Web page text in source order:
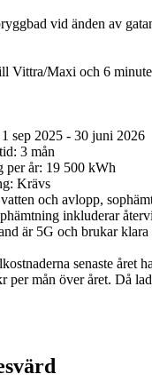
vid änden av
Vittra/Maxi och 6
sep 2025 - 30 juni 2026
3 mån
per år: 19 500 kWh
Krävs
och avlopp,
inkluderar
är 5G och brukar klara
senaste året
per mån över året. Då